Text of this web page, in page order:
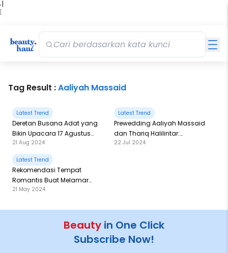
|
Tag Result :Aaliyah Massaid
Latest Trend
Deretan Busana Adat yang
Bikin Upacara 17 Agustus
seperti Met Gala ala
Indonesia
21 Aug 2024
Latest Trend
Prewedding Aaliyah Massaid
dan Thariq Halilintar:
Lokasinya di Dua Destinasi
22 Jul 2024
Latest Trend
Rekomendasi Tempat
Romantis Buat Melamar
Pujaan Hati Ala Aaliyah
21 May 2024
Beauty in One Click
Subscribe Now!